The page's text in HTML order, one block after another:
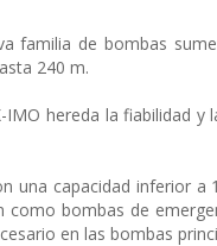
familia de bombas
240 m.
hereda la fiabilidad y
una capacidad inferior a
bombas de
en las bombas